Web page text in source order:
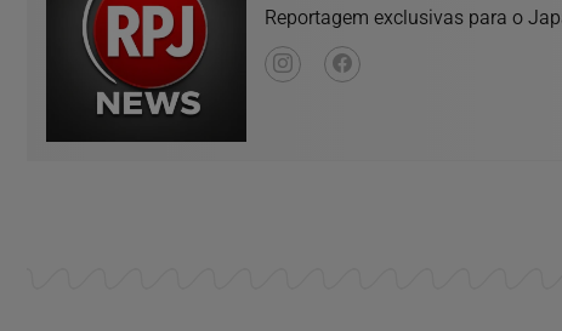
Reportagem exclusivas para o